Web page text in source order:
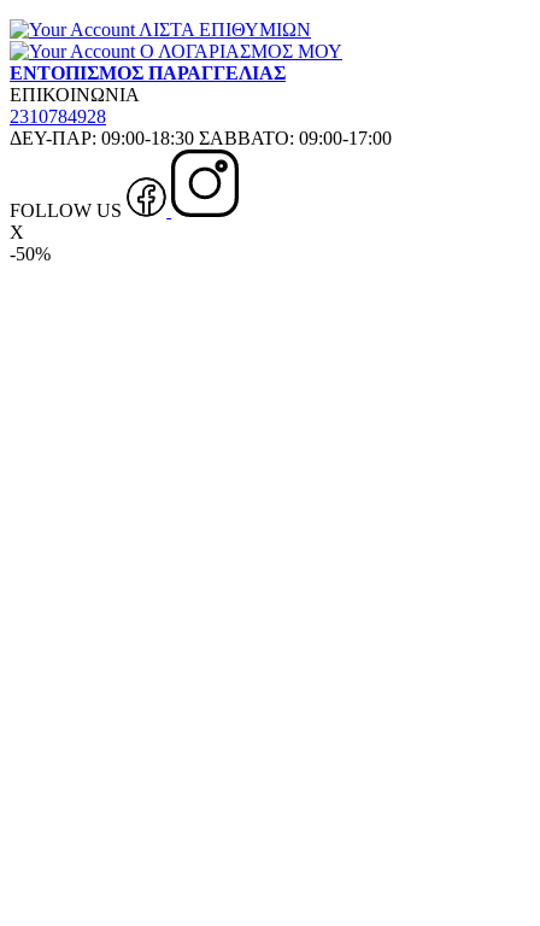
ΛΙΣΤΑ ΕΠΙΘΥΜΙΩΝ
Ο ΛΟΓΑΡΙΑΣΜΟΣ ΜΟΥ
ΕΝΤΟΠΙΣΜΟΣ ΠΑΡΑΓΓΕΛΙΑΣ
ΕΠΙΚΟΙΝΩΝΙΑ
2310784928
ΔΕΥ-ΠΑΡ: 09:00-18:30 ΣΑΒΒΑΤΟ: 09:00-17:00
FOLLOW US
X
-50%